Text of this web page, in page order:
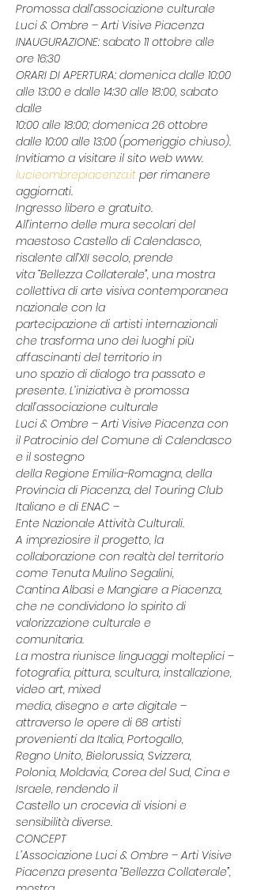
Promossa dall’associazione culturale
Luci & Ombre – Arti Visive Piacenza
INAUGURAZIONE: sabato 11 ottobre alle
ore 16:30
ORARI DI APERTURA: domenica dalle 10:00
alle 13:00 e dalle 14:30 alle 18:00, sabato
dalle
10:00 alle 18:00; domenica 26 ottobre
dalle 10:00 alle 13:00 (pomeriggio chiuso).
Invitiamo a visitare il sito web www.
lucieombrepiacenza.it per rimanere
aggiornati.
Ingresso libero e gratuito.
All’interno delle mura secolari del
maestoso Castello di Calendasco,
risalente all’XII secolo, prende
vita “Bellezza Collaterale”, una mostra
collettiva di arte visiva contemporanea
nazionale con la
partecipazione di artisti internazionali
che trasforma uno dei luoghi più
affascinanti del territorio in
uno spazio di dialogo tra passato e
presente. L’iniziativa è promossa
dall’associazione culturale
Luci & Ombre – Arti Visive Piacenza con
il Patrocinio del Comune di Calendasco
e il sostegno
della Regione Emilia-Romagna, della
Provincia di Piacenza, del Touring Club
Italiano e di ENAC –
Ente Nazionale Attività Culturali.
A impreziosire il progetto, la
collaborazione con realtà del territorio
come Tenuta Mulino Segalini,
Cantina Albasi e Mangiare a Piacenza,
che ne condividono lo spirito di
valorizzazione culturale e
comunitaria.
La mostra riunisce linguaggi molteplici –
fotografia, pittura, scultura, installazione,
video art, mixed
media, disegno e arte digitale –
attraverso le opere di 68 artisti
provenienti da Italia, Portogallo,
Regno Unito, Bielorussia, Svizzera,
Polonia, Moldavia, Corea del Sud, Cina e
Israele, rendendo il
Castello un crocevia di visioni e
sensibilità diverse.
CONCEPT
L’Associazione Luci & Ombre – Arti Visive
Piacenza presenta “Bellezza Collaterale”,